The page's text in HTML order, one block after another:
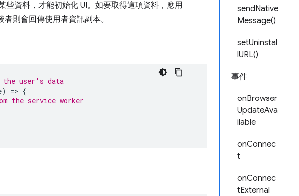
sendNative
Message()
setUninstal
lURL()
事件
onBrowser
UpdateAva
ilable
onConnec
t
onConnec
tExternal
資料，才能初始化 UI。如要取得這項資料，應用
則會回傳使用者資訊副本。
the user's data
) => {
the service worker